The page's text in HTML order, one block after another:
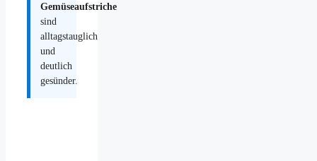
Gemüseaufstriche
sind
alltagstauglich
und
deutlich
gesünder.